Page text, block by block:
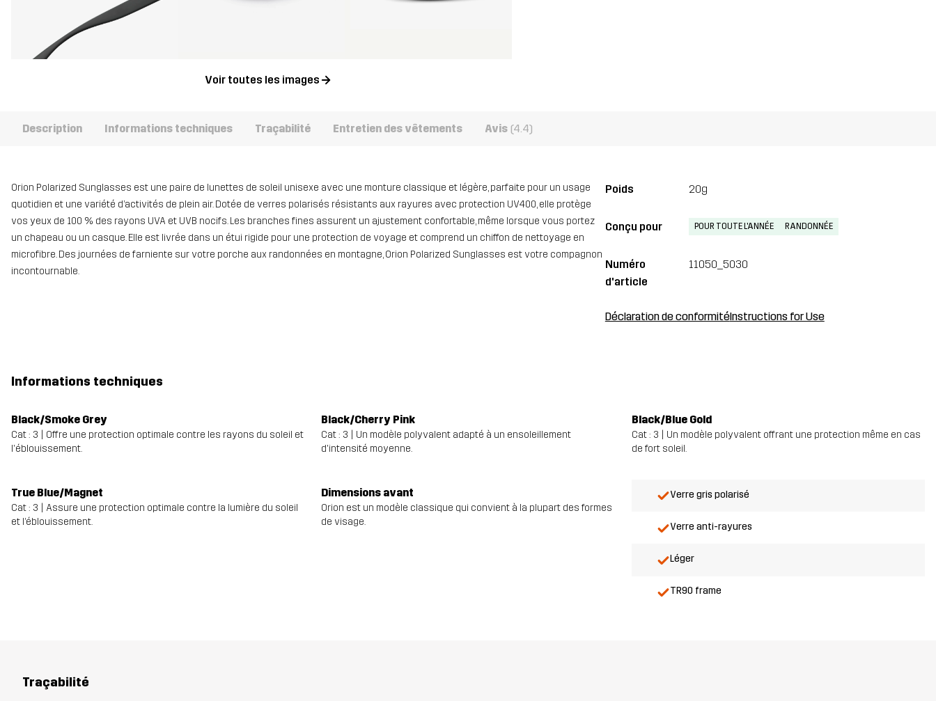
Voir toutes les images
Description Informations techniques Traçabilité Entretien des vêtements Avis (4.4)
Orion Polarized Sunglasses est une paire de lunettes de soleil unisexe avec une monture classique et légère, parfaite pour un usage
quotidien et une variété d’activités de plein air. Dotée de verres polarisés résistants aux rayures avec protection UV400, elle protège
vos yeux de 100 % des rayons UVA et UVB nocifs. Les branches fines assurent un ajustement confortable, même lorsque vous portez
un chapeau ou un casque. Elle est livrée dans un étui rigide pour une protection de voyage et comprend un chiffon de nettoyage en
microfibre. Des journées de farniente sur votre porche aux randonnées en montagne, Orion Polarized Sunglasses est votre compagnon
incontournable.
Poids 20g
Conçu pour POUR TOUTE L'ANNÉE RANDONNÉE
Numéro
d'article
11050_5030
Déclaration de conformitéInstructions for Use
Informations techniques
Black/Smoke Grey
Cat : 3 | Offre une protection optimale contre les rayons du soleil et
l'éblouissement.
Black/Cherry Pink
Cat : 3 | Un modèle polyvalent adapté à un ensoleillement
d'intensité moyenne.
Black/Blue Gold
Cat : 3 | Un modèle polyvalent offrant une protection même en cas
de fort soleil.
True Blue/Magnet
Cat : 3 | Assure une protection optimale contre la lumière du soleil
et l’éblouissement.
Dimensions avant
Orion est un modèle classique qui convient à la plupart des formes
de visage.
Verre gris polarisé
Verre anti-rayures
Léger
TR90 frame
Traçabilité